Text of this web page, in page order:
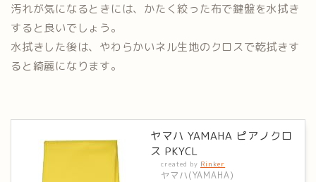
汚れが気になるときには、かたく絞った布で鍵盤を水拭き
すると良いでしょう。
水拭きした後は、やわらかいネル生地のクロスで乾拭きす
ると綺麗になります。
ヤマハ YAMAHA ピアノクロ
ス PKYCL
created by Rinker
ヤマハ(YAMAHA)